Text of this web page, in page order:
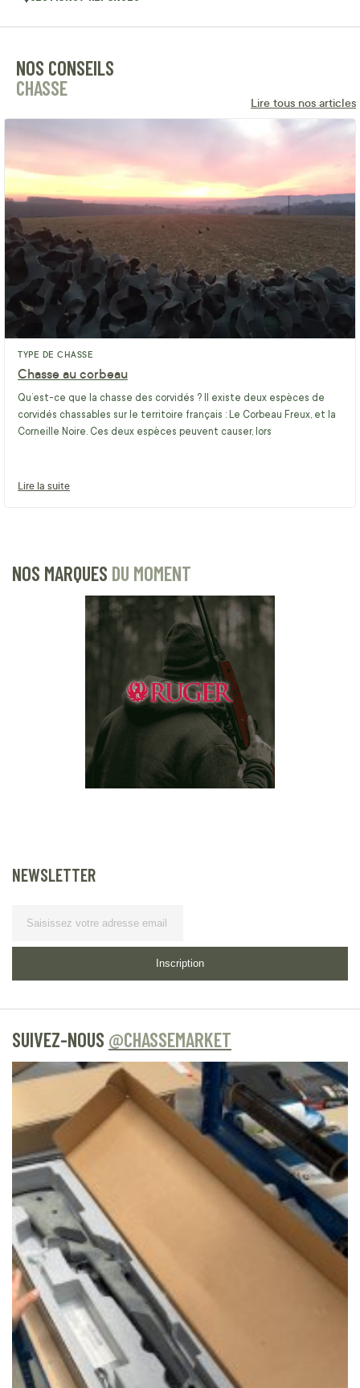
NOS CONSEILS
CHASSE
Lire tous nos articles
TYPE DE CHASSE
Chasse au corbeau
Qu’est-ce que la chasse des corvidés ? Il existe deux espèces de
corvidés chassables sur le territoire français : Le Corbeau Freux, et la
Corneille Noire. Ces deux espèces peuvent causer, lors
Lire la suite
NOS MARQUES DU MOMENT
NEWSLETTER
Inscription
SUIVEZ-NOUS @CHASSEMARKET